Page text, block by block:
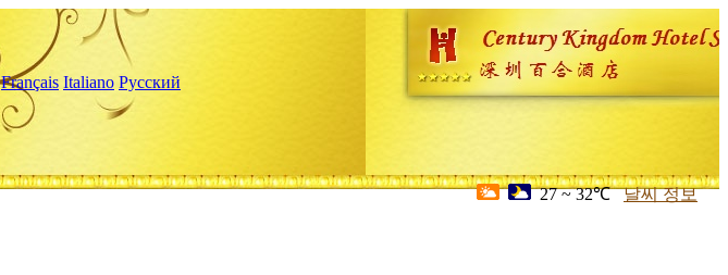
Français Italiano Русский
27 ~ 32℃ 날씨 정보